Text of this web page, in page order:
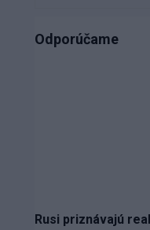
Odporúčame
Rusi priznávajú